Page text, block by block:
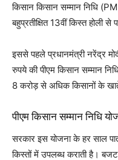
किसान किसान सम्मान निधि
बहुप्रतीक्षित 13वीं किस्त होली
इससे पहले प्रधानमंत्री नरेंद्र
रुपये की पीएम किसान सम्मान
8 करोड़ से अधिक किसानों के
पीएम किसान सम्मान निधि
सरकार इस योजना के हर साल
किस्तों में उपलब्ध कराती है।